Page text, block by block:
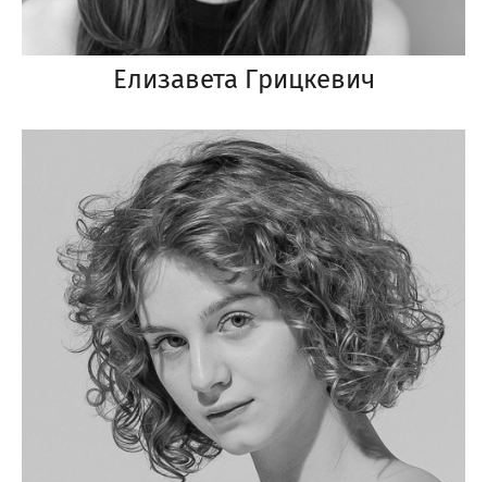
Елизавета Грицкевич